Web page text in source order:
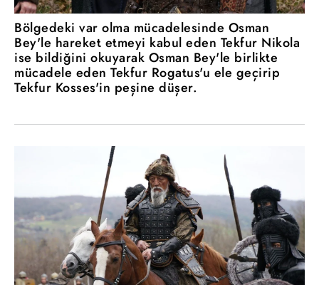
Bölgedeki var olma mücadelesinde Osman
Bey'le hareket etmeyi kabul eden Tekfur Nikola
ise bildiğini okuyarak Osman Bey'le birlikte
mücadele eden Tekfur Rogatus'u ele geçirip
Tekfur Kosses'in peşine düşer.